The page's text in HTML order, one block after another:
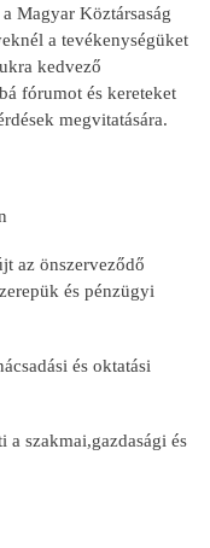
Magyar Köztársaság
a tevékenységüket
kedvező
fórumot és kereteket
megvitatására.
az önszerveződő
és pénzügyi
és oktatási
a szakmai,gazdasági és